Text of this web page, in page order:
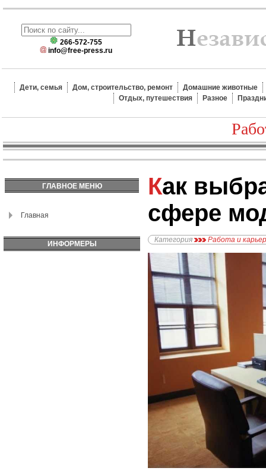
266-572-755
info@free-press.ru
Дети, семья Дом, строительство, ремонт
Домашние животные
Отдых, путешествия
Разное
ГЛАВНОЕ МЕНЮ
Главная
ИНФОРМЕРЫ
Как выбрать карьеру в
сфере
Категория Работа и